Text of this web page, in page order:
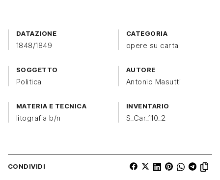
DATAZIONE
1848/1849
CATEGORIA
opere su carta
SOGGETTO
Politica
AUTORE
Antonio Masutti
MATERIA E TECNICA
litografia b/n
INVENTARIO
S_Car_110_2
CONDIVIDI